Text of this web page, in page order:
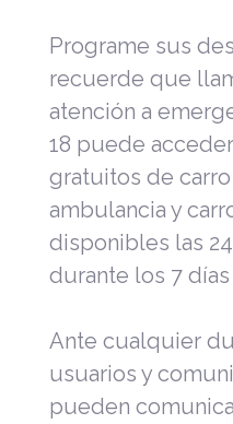
Programe sus
recuerde que
atención a
18 puede
gratuitos de
ambulancia y
disponibles las
durante los 7
Ante cualquier
usuarios y
pueden